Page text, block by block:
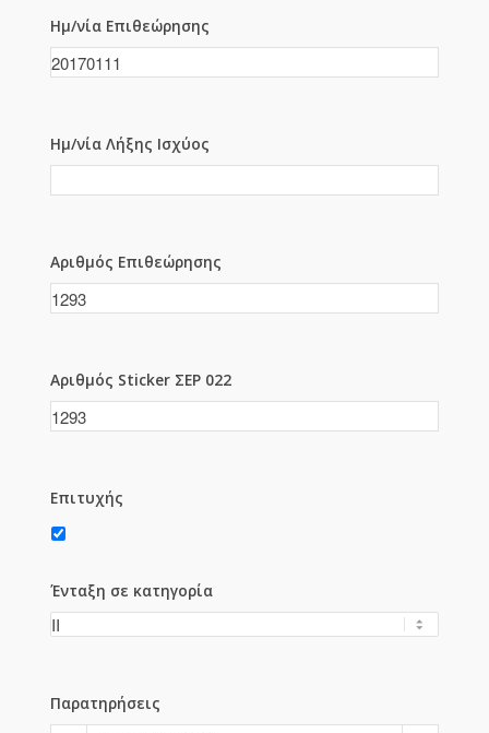
Ημ/νία Επιθεώρησης
Ημ/νία Λήξης Ισχύος
Αριθμός Επιθεώρησης
Αριθμός Sticker ΣΕΡ 022
Επιτυχής
Ένταξη σε κατηγορία
Παρατηρήσεις